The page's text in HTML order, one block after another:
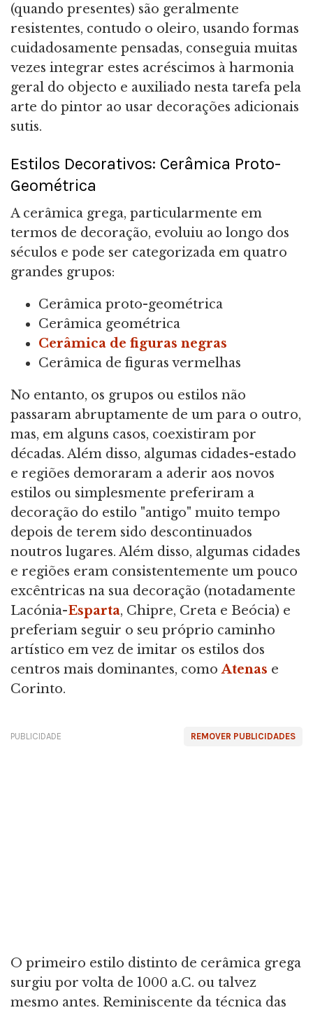
(quando presentes) são geralmente
resistentes, contudo o oleiro, usando formas
cuidadosamente pensadas, conseguia muitas
vezes integrar estes acréscimos à harmonia
geral do objecto e auxiliado nesta tarefa pela
arte do pintor ao usar decorações adicionais
sutis.
Estilos Decorativos: Cerâmica Proto-
Geométrica
A cerâmica grega, particularmente em
termos de decoração, evoluiu ao longo dos
séculos e pode ser categorizada em quatro
grandes grupos:
Cerâmica proto-geométrica
Cerâmica geométrica
Cerâmica de figuras negras
Cerâmica de figuras vermelhas
No entanto, os grupos ou estilos não
passaram abruptamente de um para o outro,
mas, em alguns casos, coexistiram por
décadas. Além disso, algumas cidades-estado
e regiões demoraram a aderir aos novos
estilos ou simplesmente preferiram a
decoração do estilo "antigo" muito tempo
depois de terem sido descontinuados
noutros lugares. Além disso, algumas cidades
e regiões eram consistentemente um pouco
excêntricas na sua decoração (notadamente
Lacónia-Esparta, Chipre, Creta e Beócia) e
preferiam seguir o seu próprio caminho
artístico em vez de imitar os estilos dos
centros mais dominantes, comoAtenas e
Corinto.
REMOVER PUBLICIDADES
PUBLICIDADE
O primeiro estilo distinto de cerâmica grega
surgiu por volta de 1000 a.C. ou talvez
mesmo antes. Reminiscente da técnica das